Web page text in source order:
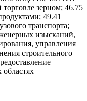
торговле зерном; 46.75
49.41
транспорта;
изысканий,
управления
строительного
областях